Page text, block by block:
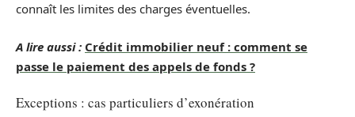
connaît les limites des charges éventuelles.
A lire aussi : Crédit immobilier neuf : comment se
passe le paiement des appels de fonds ?
Exceptions : cas particuliers d’exonération